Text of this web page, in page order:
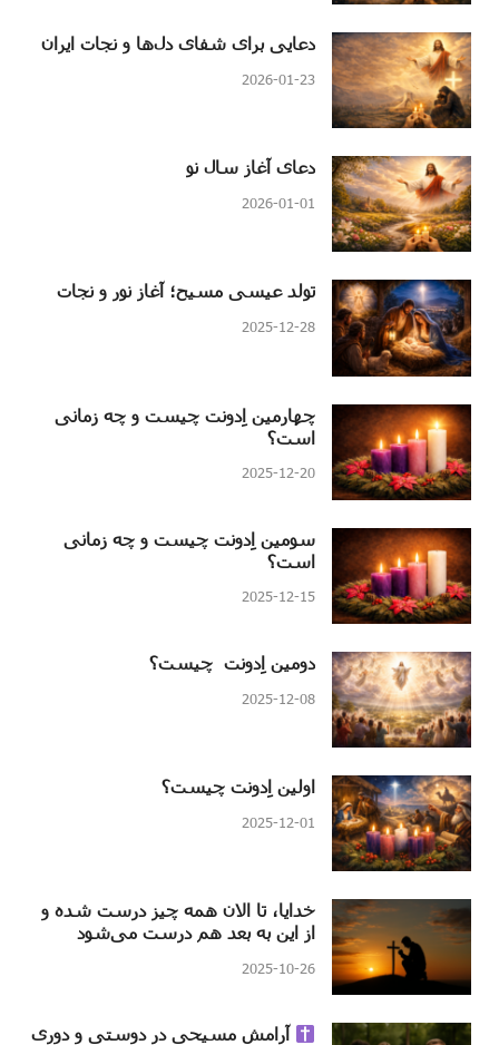
دعایی برای شفای دل‌ها و نجات ایران
2026-01-23
دعای آغاز سال نو
2026-01-01
تولد عیسی مسیح؛ آغاز نور و نجات
2025-12-28
چهارمین اِدونت چیست و چه زمانی
است؟
2025-12-20
سومین اِدونت چیست و چه زمانی
است؟
2025-12-15
دومین اِدونت چیست؟
2025-12-08
اولین اِدونت چیست؟
2025-12-01
خدایا، تا الان همه چیز درست شده و
از این به بعد هم درست می‌شود
2025-10-26
آرامش مسیحی در دوستی و دوری